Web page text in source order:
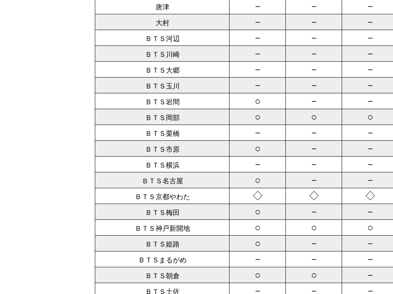
唐津 － － －
大村 － － －
ＢＴＳ河辺 － － －
ＢＴＳ川崎 － － －
ＢＴＳ大郷 － － －
ＢＴＳ玉川 － － －
ＢＴＳ岩間 ○ － －
ＢＴＳ岡部 ○ ○ ○
ＢＴＳ栗橋 － － －
ＢＴＳ市原 ○ － －
ＢＴＳ横浜 － － －
ＢＴＳ名古屋 ○ － －
ＢＴＳ京都やわた ◇ ◇ ◇
ＢＴＳ梅田 ○ － －
ＢＴＳ神戸新開地 ○ ○ ○
ＢＴＳ姫路 ○ － －
ＢＴＳまるがめ － － －
ＢＴＳ朝倉 ○ ○ －
ＢＴＳ土佐 － － －